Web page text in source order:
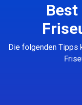
Die folgenden Tipps